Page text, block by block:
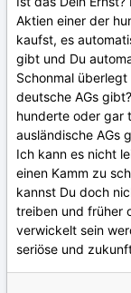
Aktien einer der
kaufst, es
gibt und Du
Schonmal
deutsche AGs
hunderte oder gar
ausländische AGs
Ich kann es nicht
einen Kamm zu
kannst Du doch
treiben und früher
verwickelt sein
seriöse und